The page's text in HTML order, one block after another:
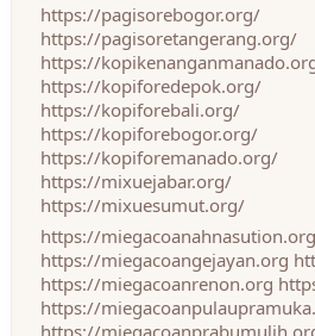
https://pagisorebogor.org/
https://pagisoretangerang.org/
https://
https://kopiforedepok.org/
https://kopiforebali.org/
https://kopiforebogor.org/
https://kopiforemanado.org/
https://mixuejabar.org/
https://mixuesumut.org/
https://miegacoanahnasution.org
https://miegacoangejayan.org
https://miegacoanrenon.org
https://
https://